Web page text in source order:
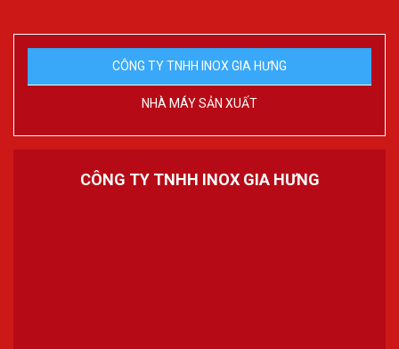
CÔNG TY TNHH INOX GIA HƯNG
NHÀ MÁY SẢN XUẤT
CÔNG TY TNHH INOX GIA HƯNG